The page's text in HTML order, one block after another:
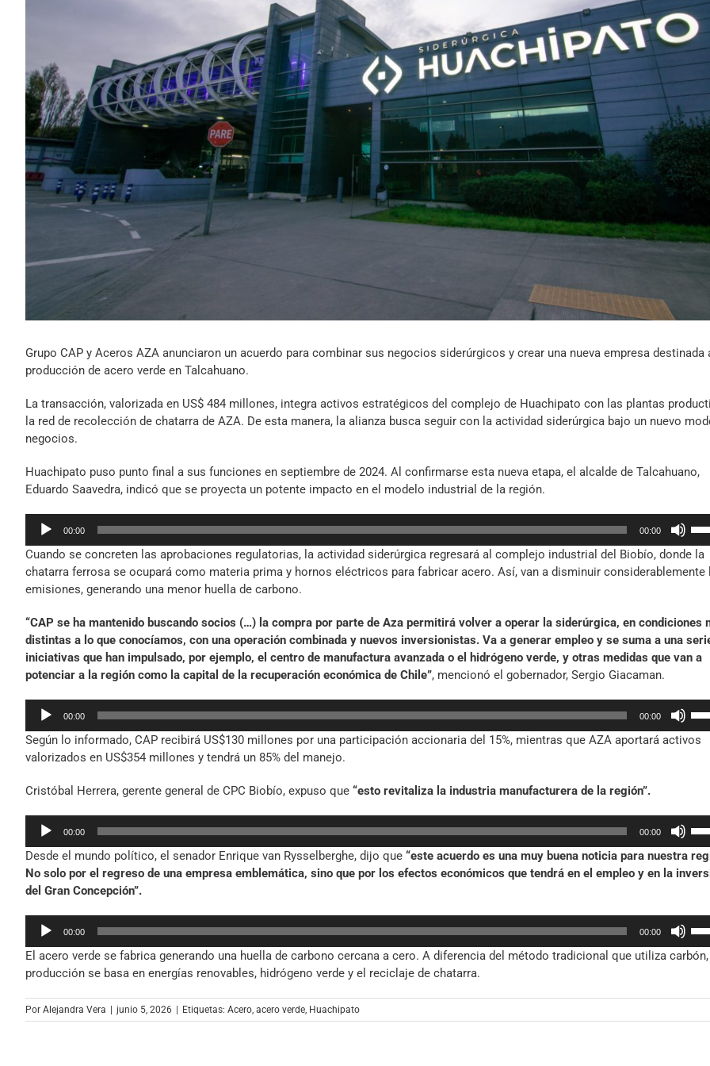
Archivo Sonoro
Grupo CAP y Aceros AZA anunciaron un acuerdo para combinar sus negocios siderúrgicos y crear una nueva empresa destinada
producción de acero verde en Talcahuano.
La transacción, valorizada en US$ 484 millones, integra activos estratégicos del complejo de Huachipato con las plantas
la red de recolección de chatarra de AZA. De esta manera, la alianza busca seguir con la actividad siderúrgica bajo un nuevo
negocios.
Huachipato puso punto final a sus funciones en septiembre de 2024. Al confirmarse esta nueva etapa, el alcalde de Talcahuano,
Eduardo Saavedra, indicó que se proyecta un potente impacto en el modelo industrial de la región.
Reproductor
audio
00:00 00:00
de
o
Cuando se concreten las aprobaciones regulatorias, la actividad siderúrgica regresará al complejo industrial del Biobío, donde la
chatarra ferrosa se ocupará como materia prima y hornos eléctricos para fabricar acero. Así, van a disminuir considerablemente
emisiones, generando una menor huella de carbono.
“CAP se ha mantenido buscando socios (…) la compra por parte de Aza permitirá volver a operar la siderúrgica, en condiciones
distintas a lo que conocíamos, con una operación combinada y nuevos inversionistas. Va a generar empleo y se suma a una
iniciativas que han impulsado, por ejemplo, el centro de manufactura avanzada o el hidrógeno verde, y otras medidas que van a
potenciar a la región como la capital de la recuperación económica de Chile”, mencionó el gobernador, Sergio Giacaman.
Reproductor
audio
00:00 00:00
o
el
Según lo informado, CAP recibirá US$130 millones por una participación accionaria del 15%, mientras que AZA aportará activos
valorizados en US$354 millones y tendrá un 85% del manejo.
Cristóbal Herrera, gerente general de CPC Biobío, expuso que “esto revitaliza la industria manufacturera de la región”.
Reproductor
audio
00:00 00:00
de
o
el
Desde el mundo político, el senador Enrique van Rysselberghe, dijo que “este acuerdo es una muy buena noticia para nuestra
No solo por el regreso de una empresa emblemática, sino que por los efectos económicos que tendrá en el empleo y en la
del Gran Concepción”.
Reproductor
audio
00:00 00:00
El acero verde se fabrica generando una huella de carbono cercana a cero. A diferencia del método tradicional que utiliza
producción se basa en energías renovables, hidrógeno verde y el reciclaje de chatarra.
Por Alejandra Vera | junio 5, 2026 | Etiquetas: Acero, acero verde, Huachipato